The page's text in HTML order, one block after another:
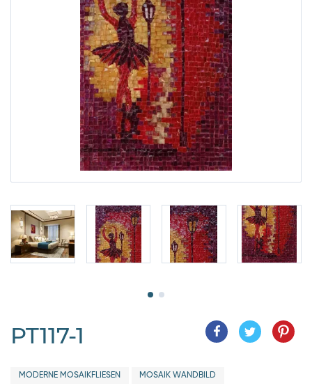
PT117-1
MODERNE MOSAIKFLIESEN MOSAIK WANDBILD